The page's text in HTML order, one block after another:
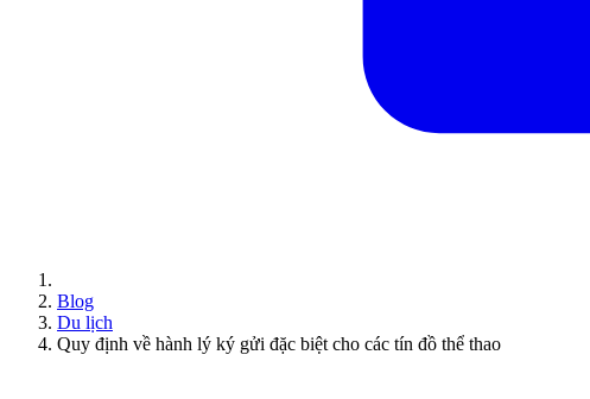
Blog
Du lịch
Quy định về hành lý ký gửi đặc biệt cho các tín đồ thể thao